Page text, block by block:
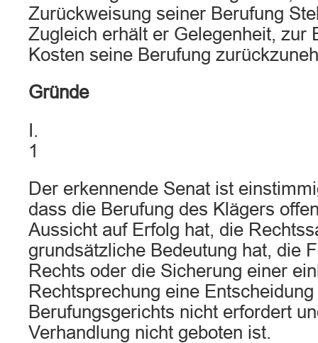
Zurückweisung seiner Berufung
Zugleich erhält er Gelegenheit, zur
Kosten seine Berufung
Gründe
I.
1
Der erkennende Senat ist
dass die Berufung des Klägers
Aussicht auf Erfolg hat, die
grundsätzliche Bedeutung hat, die
Rechts oder die Sicherung einer
Rechtsprechung eine
Berufungsgerichts nicht erfordert
Verhandlung nicht geboten ist.